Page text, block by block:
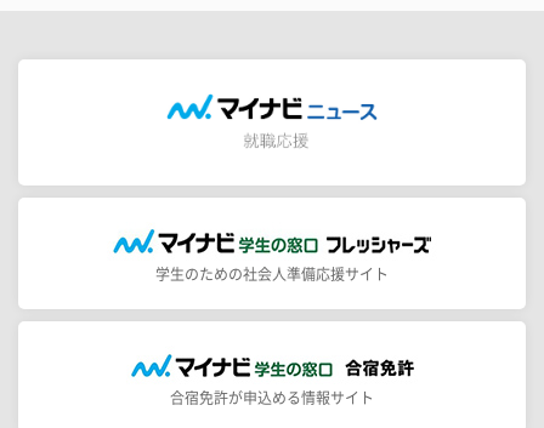
学生のための社会人準備応援サイト
合宿免許が申込める情報サイト